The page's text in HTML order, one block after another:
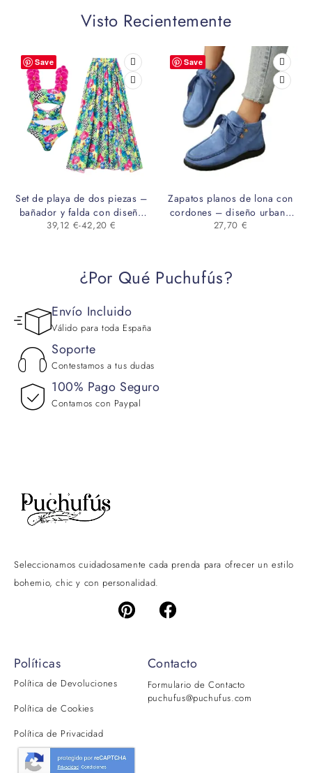
Visto Recientemente
Save
Set de playa de dos piezas –
bañador y falda con diseño
floral
39,12 €-42,20€
Save
Zapatos planos de lona con
cordones – diseño urbano
con suela gruesa
27,70 €
¿Por Qué Puchufús?
Envío Incluido
Válido para toda España
Soporte
Contestamos a tus dudas
100% Pago Seguro
Contamos con Paypal
Seleccionamos cuidadosamente cada prenda para ofrecer un estilo
bohemio, chic y con personalidad.
Políticas
Política de Devoluciones
Política de Cookies
Política de Privacidad
Contacto
Formulario de Contacto
puchufus@puchufus.com